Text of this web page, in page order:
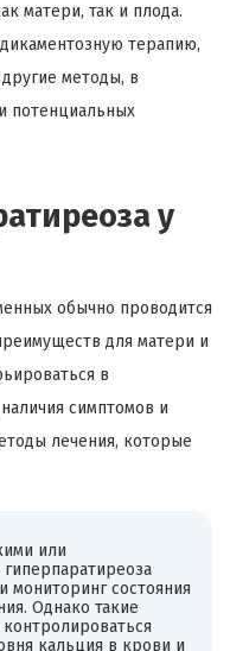
матери, так и плода.
терапию,
методы, в
потенциальных
у
обычно проводится
для матери и
в
симптомов и
лечения, которые
или
состояния
Однако такие
кальция в крови и